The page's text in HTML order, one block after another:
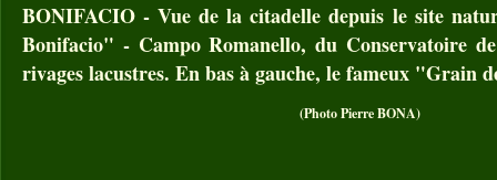
BONIFACIO - Vue de la citadelle depuis le site
Bonifacio" - Campo Romanello, du Conservatoire
rivages lacustres. En bas à gauche, le fameux "Grain
(Photo Pierre BONA)